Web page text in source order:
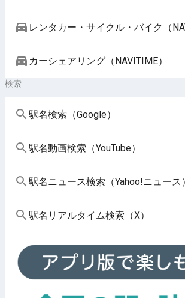
レンタカー・サイクル・バイク（
カーシェアリング（NAVITIME）
検索
駅名検索（Google）
駅名動画検索（YouTube）
駅名ニュース検索（Yahoo!ニュース）
駅名リアルタイム検索（X）